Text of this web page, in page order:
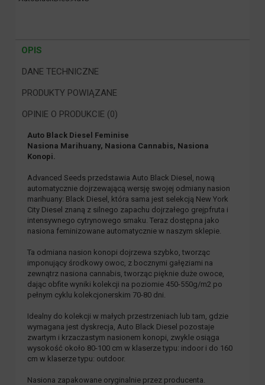
OPIS
DANE TECHNICZNE
PRODUKTY POWIĄZANE
OPINIE O PRODUKCIE (0)
Auto Black Diesel Feminise
Nasiona Marihuany, Nasiona Cannabis, Nasiona
Konopi.
Advanced Seeds przedstawia Auto Black Diesel, nową
automatycznie dojrzewającą wersję swojej odmiany nasion
marihuany: Black Diesel, która sama jest selekcją New York
City Diesel znaną z silnego zapachu dojrzałego grejpfruta i
intensywnego cytrynowego smaku. Teraz dostępna jako
nasiona feminizowane automatycznie w naszym sklepie.
Ta odmiana nasion konopi dojrzewa szybko, tworząc
imponujący środkowy owoc, z bocznymi gałęziami na
zewnątrz nasiona cannabis, tworząc pięknie duże owoce,
dając obfite wyniki kolekcji na poziomie 450-550g/m2 po
pełnym cyklu kolekcjonerskim 70-80 dni.
Idealny do kolekcji w małych przestrzeniach lub tam, gdzie
wymagana jest dyskrecja, Auto Black Diesel pozostaje
zwartym i krzaczastym nasionem konopi, zwykle osiąga
wysokość około 80-100 cm w klaserze typu: indoor i do 160
cm w klaserze typu: outdoor.
Nasiona zapakowane oryginalnie przez producenta.